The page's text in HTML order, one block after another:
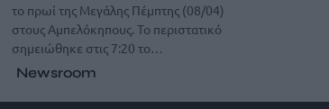
το πρωί της Μεγάλης Πέμπτης (08/04)
στους Αμπελόκηπους. Το περιστατικό
σημειώθηκε στις 7:20 το…
Newsroom